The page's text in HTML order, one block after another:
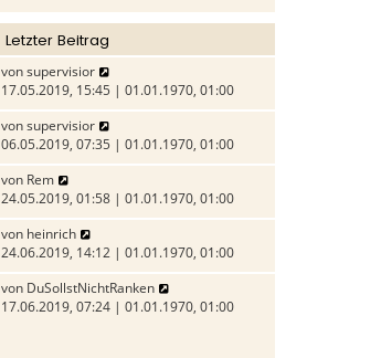
r
g
e
i
t
r
a
g
e
B
e
i
t
r
a
g
e
t
e
r
B
e
i
t
a
g
Letzter Beitrag
vonsupervisior
e
u
t
B
t
r
a
17.05.2019, 15:45 | 01.01.1970, 01:00
vonsupervisior
e
u
t
B
e
06.05.2019, 07:35 | 01.01.1970, 01:00
von Rem
e
u
e
s
t
e
r
24.05.2019, 01:58 | 01.01.1970, 01:00
von heinrich
e
u
e
s
24.06.2019, 14:12 | 01.01.1970, 01:00
von DuSollstNichtRanken
e
17.06.2019, 07:24 | 01.01.1970, 01:00